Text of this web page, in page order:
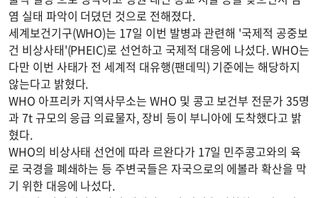
염 실태 파악이 더뎠던 것으로 전해졌다.
세계보건기구(WHO)는 17일 이번 발병과 관련해 '국제적 공중보
건 비상사태'(PHEIC)로 선언하고 국제적 대응에 나섰다. WHO는
다만 이번 사태가 전 세계적 대유행(팬데믹) 기준에는 해당하지
않는다고 밝혔다.
WHO 아프리카 지역사무소는 WHO 및 콩고 보건부 전문가 35명
과 7t 규모의 응급 의료물자, 장비 등이 부니아에 도착했다고 밝
혔다.
WHO의 비상사태 선언에 따라 르완다가 17일 민주콩고와의 육
로 국경을 폐쇄하는 등 주변국들은 자국으로의 에볼라 확산을 막
기 위한 대응에 나섰다.